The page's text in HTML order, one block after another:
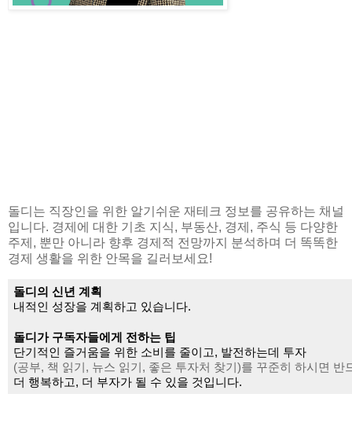
돌디는 직장인을 위한 알기쉬운 재테크 정보를 공유하는 채널
입니다. 경제에 대한 기초 지식, 부동산, 경제, 주식 등 다양한
주제, 뿐만 아니라 향후 경제적 전망까지 분석하며 더 똑똑한
경제 생활을 위한 안목을 길러보세요!
돌디의 신년 계획
내적인 성장을 계획하고 있습니다.
돌디가 구독자들에게 전하는 팁
단기적인 즐거움을 위한 소비를 줄이고, 발전하는데 투자
(공부, 책 읽기, 뉴스 읽기, 좋은 투자처 찾기)를 꾸준히 하시면 반
더 행복하고, 더 부자가 될 수 있을 것입니다.